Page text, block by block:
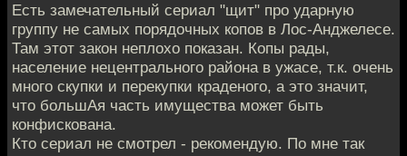
Есть замечательный сериал "щит" про ударную
группу не самых порядочных копов в Лос-Анджелесе.
Там этот закон неплохо показан. Копы рады,
население нецентрального района в ужасе, т.к. очень
много скупки и перекупки краденого, а это значит,
что большАя часть имущества может быть
конфискована.
Кто сериал не смотрел - рекомендую. По мне так